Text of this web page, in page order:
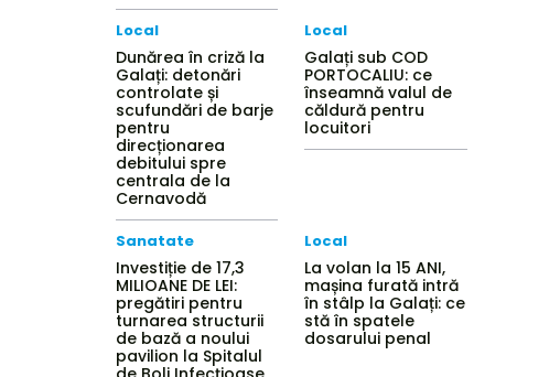
Local
Dunărea în criză la
Galați: detonări
controlate și
scufundări de barje
pentru
direcționarea
debitului spre
centrala de la
Cernavodă
Local
Galați sub COD
PORTOCALIU: ce
înseamnă valul de
căldură pentru
locuitori
Sanatate
Investiție de 17,3
MILIOANE DE LEI:
pregătiri pentru
turnarea structurii
de bază a noului
pavilion la Spitalul
Local
La volan la 15 ANI,
mașina furată intră
în stâlp la Galați: ce
stă în spatele
dosarului penal